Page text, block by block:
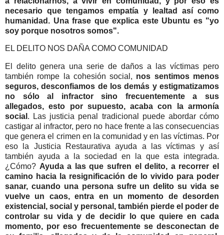
necesario que tengamos empatía y lealtad así como
humanidad. Una frase que explica este Ubuntu es "yo
soy porque nosotros somos".
EL DELITO NOS DAÑA COMO COMUNIDAD
El delito genera una serie de daños a las víctimas pero
también rompe la cohesión social, nos sentimos menos
seguros, desconfiamos de los demás y estigmatizamos
no sólo al infractor sino frecuentemente a sus
allegados, esto por supuesto, acaba con la armonía
social . Las justicia penal tradicional puede abordar cómo
castigar al infractor, pero no hace frente a las consecuencias
que genera el crimen en la comunidad y en las víctimas. Por
eso la Justicia Restaurativa ayuda a las víctimas y así
también ayuda a la sociedad en la que esta integrada.
¿Cómo? Ayuda a las que sufren el delito, a recorrer el
camino hacia la resignificación de lo vivido para poder
sanar, cuando una persona sufre un delito su vida se
vuelve un caos, entra en un momento de desorden
existencial, social y personal, también pierde el poder de
controlar su vida y de decidir lo que quiere en cada
momento, por eso frecuentemente se desconectan de